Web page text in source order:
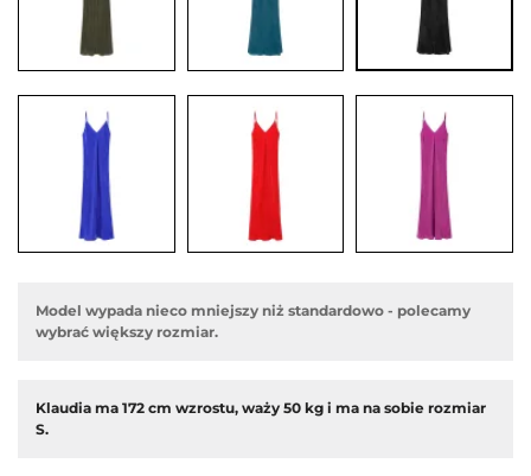
Model wypada nieco mniejszy niż standardowo - polecamy
wybrać większy rozmiar.
Klaudia ma 172 cm wzrostu, waży 50 kg i ma na sobie rozmiar
S.